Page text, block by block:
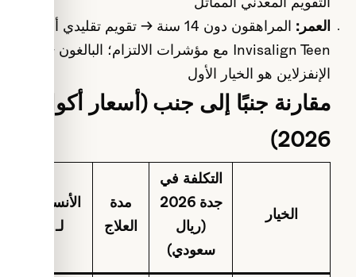
التقويم المعدني المماثل
العمر: المراهقون دون 14 سنة → تقويم تقليدي أو
Invisalign Teen مع مؤشرات الالتزام؛ البالغون →
الإنفزلاين هو الخيار الأول
مقارنة جنبًا إلى جنب (أسعار أكوا
2026)
الخيار
التكلفة في
جدة 2026
(ريال
سعودي)
مدة
العلاج
الأنسب
لـ